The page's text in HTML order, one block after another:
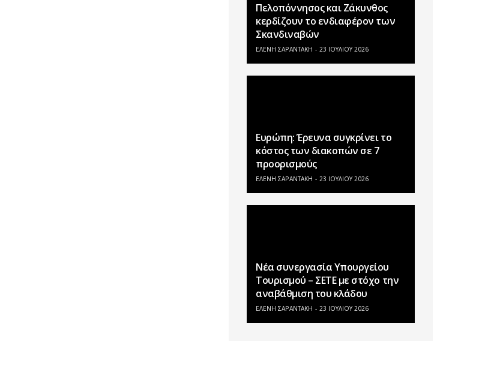
Πελοπόννησος και Ζάκυνθος
κερδίζουν το ενδιαφέρον των
Σκανδιναβών
ΕΛΕΝΗ ΣΑΡΑΝΤΑΚΗ 23 ΙΟΥΛΊΟΥ 2026
Ευρώπη: Έρευνα συγκρίνει το
κόστος των διακοπών σε 7
προορισμούς
ΕΛΕΝΗ ΣΑΡΑΝΤΑΚΗ 23 ΙΟΥΛΊΟΥ 2026
Νέα συνεργασία Υπουργείου
Τουρισμού – ΣΕΤΕ με στόχο την
αναβάθμιση του κλάδου
ΕΛΕΝΗ ΣΑΡΑΝΤΑΚΗ 23 ΙΟΥΛΊΟΥ 2026